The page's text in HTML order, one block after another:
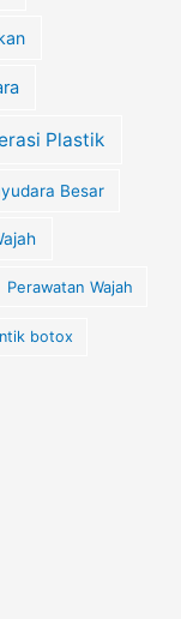
Plastik
Besar
Perawatan Wajah
botox